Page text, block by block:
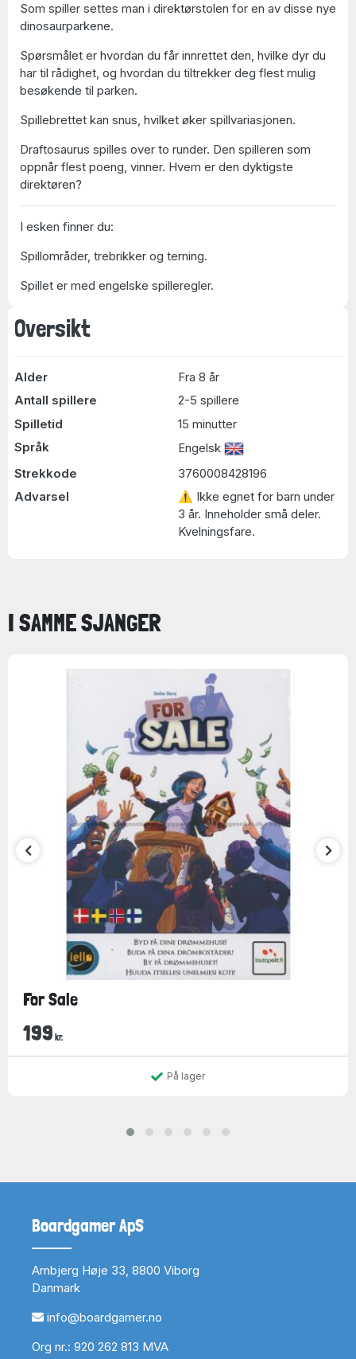
Oversikt
Alder
Fra 8 år
Antall spillere
2-5 spillere
Spilletid
15 minutter
Språk
Engelsk
Strekkode
3760008428196
Advarsel
⚠ Ikke egnet for barn under
3 år. Inneholder små deler.
Kvelningsfare.
Som spiller settes man i direktørstolen for en av disse nye
dinosaurparkene.
Spørsmålet er hvordan du får innrettet den, hvilke dyr du
har til rådighet, og hvordan du tiltrekker deg flest mulig
besøkende til parken.
Spillebrettet kan snus, hvilket øker spillvariasjonen.
Draftosaurus spilles over to runder. Den spilleren som
oppnår flest poeng, vinner. Hvem er den dyktigste
direktøren?
I esken finner du:
Spillområder, trebrikker og terning.
Spillet er med engelske spilleregler.
I SAMME SJANGER
For Sale
199 kr.
På lager
Boardgamer ApS
Arnbjerg Høje 33, 8800 Viborg
Danmark
info@boardgamer.no
Org nr.: 920 262 813 MVA